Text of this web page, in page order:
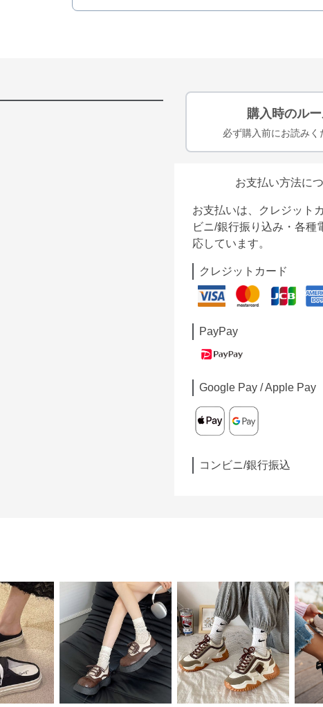
購入時のル
必ず購入前にお読みく
お支払い方法に
お支払いは、クレジット
ビニ/銀行振り込み・各種
応しています。
クレジットカード
PayPay
Google Pay / Apple Pay
コンビニ/銀行振込